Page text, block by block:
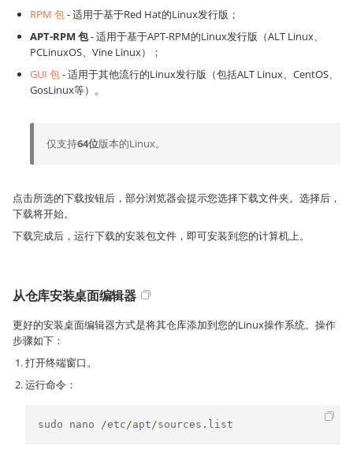
RPM 包- 适用于基于Red Hat的Linux发行版；
APT-RPM 包- 适用于基于APT-RPM的Linux发行版（ALT Linux、
PCLinuxOS、Vine Linux）；
GUI 包- 适用于其他流行的Linux发行版（包括ALT Linux、CentOS、
GosLinux等）。
仅支持64位版本的Linux。
点击所选的下载按钮后，部分浏览器会提示您选择下载文件夹。选择后，
下载将开始。
下载完成后，运行下载的安装包文件，即可安装到您的计算机上。
从仓库安装桌面编辑器
更好的安装桌面编辑器方式是将其仓库添加到您的Linux操作系统。操作
步骤如下：
打开终端窗口。
运行命令：
sudo nano /etc/apt/sources . list